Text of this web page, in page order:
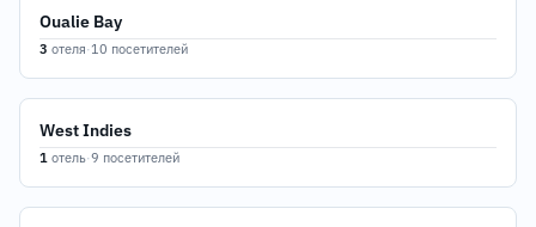
Oualie Bay
3 отеля·10 посетителей
West Indies
1 отель·9 посетителей